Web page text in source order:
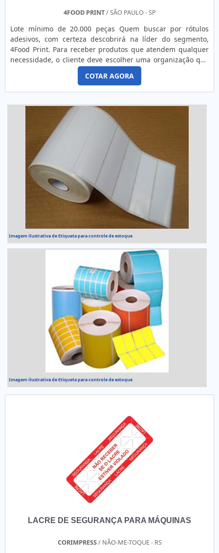
4FOOD PRINT/ SÃO PAULO - SP
Lote mínimo de 20.000 peças Quem buscar por rótulos
adesivos, com certeza descobrirá na líder do segmento,
4Food Print. Para receber produtos que atendem qualquer
necessidade, o cliente deve escolher uma organização que
se destaque por um bom suporte pré-venda e tenha ampla
experiência no ramo.MAIS DETALHES INTERESSANTES
SOBRE RÓTULOS ADESIVOSQuem precisa de rótulos
serviços, consegue encont...
COTAR AGORA
Imagem ilustrativa de Etiqueta para controle de estoque
Imagem ilustrativa de Etiqueta para controle de estoque
LACRE DE SEGURANÇA PARA MÁQUINAS
CORIMPRESS/ NÃO-ME-TOQUE - RS